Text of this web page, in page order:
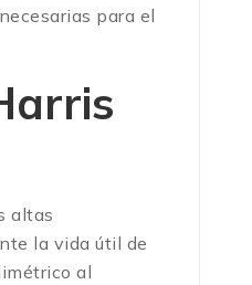
para el
altas
la vida útil de
al